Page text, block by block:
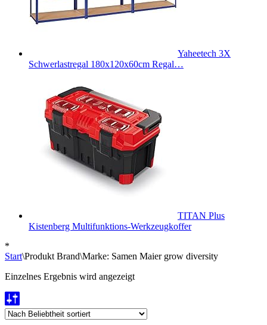
Yaheetech 3X
Schwerlastregal 180x120x60cm Regal…
TITAN Plus
Kistenberg Multifunktions-Werkzeugkoffer
*
Start\Produkt Brand\Marke: Samen Maier grow diversity
Einzelnes Ergebnis wird angezeigt